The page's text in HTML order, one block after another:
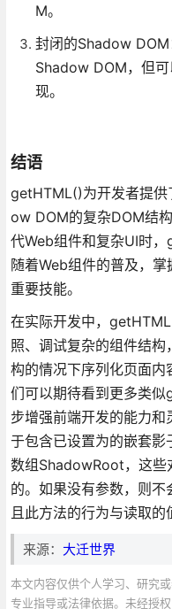
M。
封闭的Shadow
Shadow DOM，但
现。
结语
getHTML()为开发者提供
ow DOM的复杂DOM结
代Web组件和复杂UI时，
随着Web组件的普及，
重要技能。
在实际开发中，
照、调试复杂的组件结
构的情况下序列化页面
们可以期待看到更多类
步增强前端开发的能力
于包含已设置为的嵌套
数组ShadowRoot，这些
的。如果没有参数，则
且此方法的行为与读取的
来源： 大迁世界
本文内容仅供个人学习、研究
专业指导或法律依据。未经授